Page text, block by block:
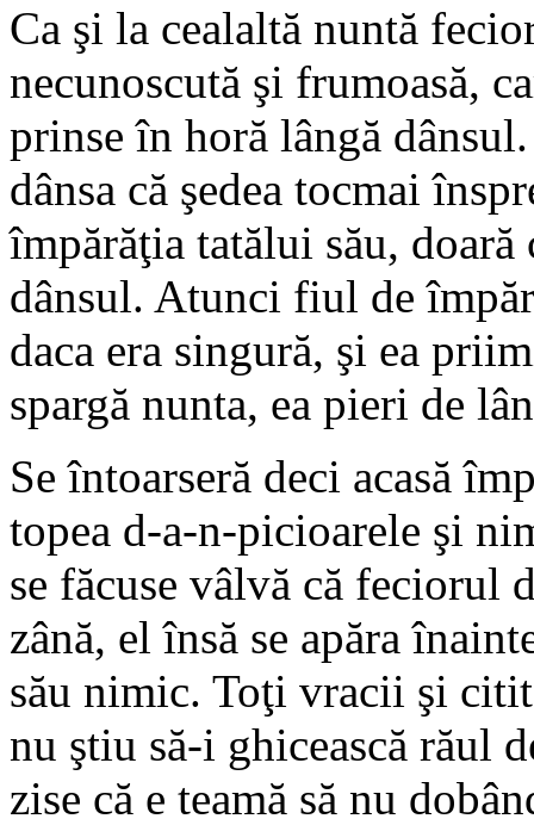
Ca şi la cealaltă nuntă
necunoscută şi frumoasă,
prinse în horă lângă
dânsa că şedea tocmai
împărăţia tatălui său, doară
dânsul. Atunci fiul de
daca era singură, şi ea
spargă nunta, ea pieri de
Se întoarseră deci acasă
topea d-a-n-picioarele şi
se făcuse vâlvă că feciorul
zână, el însă se apăra
său nimic. Toţi vracii şi
nu ştiu să-i ghicească răul
zise că e teamă să nu